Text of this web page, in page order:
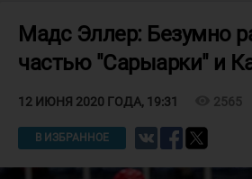
Мадс Эллер: Безумно
частью "Сарыарки" и
12 ИЮНЯ 2020 ГОДА, 19:31 2565
В ИЗБРАННОЕ